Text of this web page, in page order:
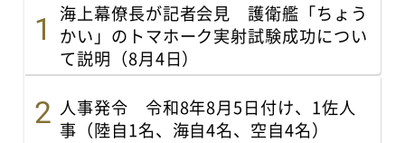
海上幕僚長が記者会見 護衛艦「ちょう
かい」のトマホーク実射試験成功につい
て説明（8月4日）
人事発令 令和8年8月5日付け、1佐人
事（陸自1名、海自4名、空自4名）